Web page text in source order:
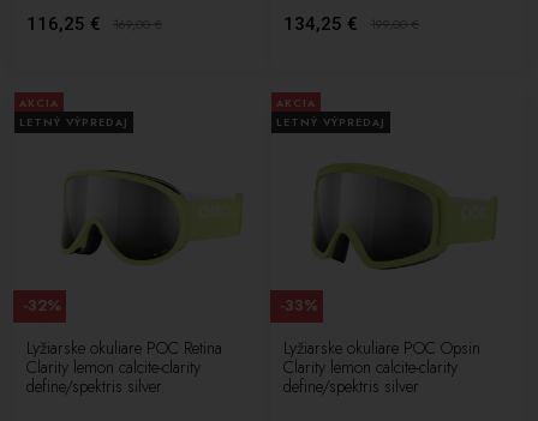
116,25 € 169,00€ 134,25 € 199,00€
AKCIA
LETNÝ VÝPREDAJ
Lyžiarske okuliare POC Retina
Clarity lemon calcite-clarity
define/spektris silver
-32%
AKCIA
LETNÝ VÝPREDAJ
Lyžiarske okuliare POC Opsin
Clarity lemon calcite-clarity
define/spektris silver
-33%